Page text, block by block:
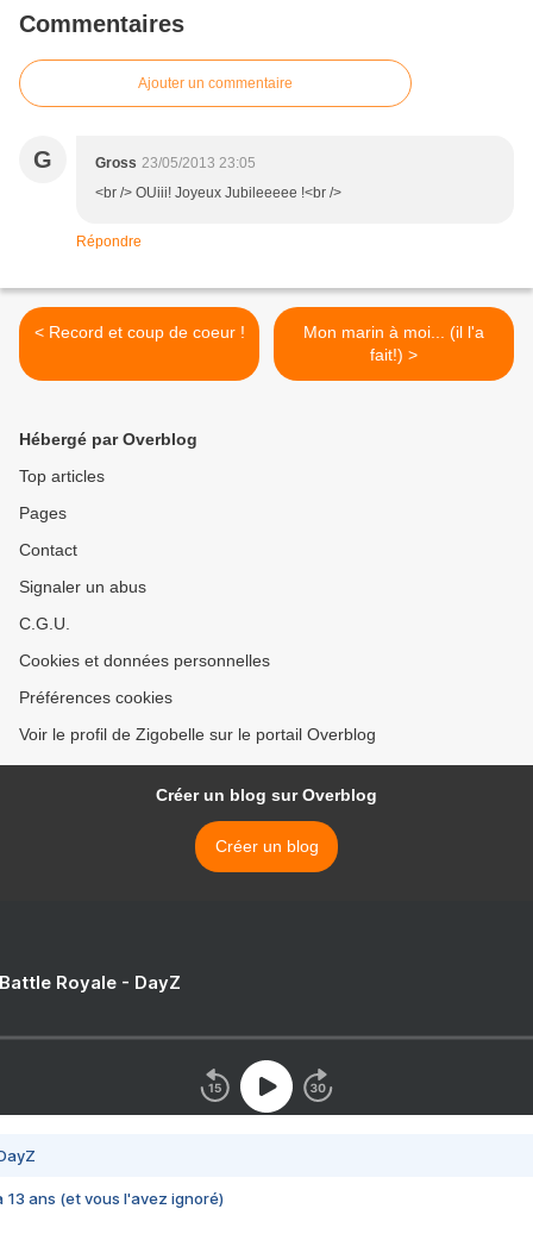
Commentaires
Ajouter un commentaire
G Gross 23/05/2013 23:05
<br /> OUiii! Joyeux Jubileeeee !<br />
Répondre
< Record et coup de coeur !
Mon marin à moi... (il l'a
fait!) >
Hébergé par Overblog
Top articles
Pages
Contact
Signaler un abus
C.G.U.
Cookies et données personnelles
Préférences cookies
Voir le profil de Zigobelle sur le portail Overblog
Créer un blog sur Overblog
Créer un blog
Royale - DayZ
13 ans (et vous l'avez ignoré)